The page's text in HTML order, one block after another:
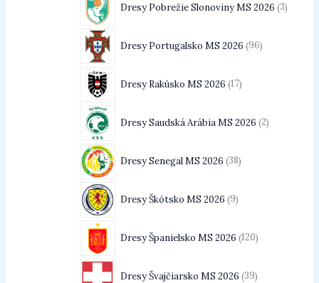
Dresy Pobrežie Slonoviny MS 2026 3
Dresy Portugalsko MS 2026 96
Dresy Rakúsko MS 2026 17
Dresy Saudská Arábia MS 2026 2
Dresy Senegal MS 2026 38
Dresy Škótsko MS 2026 9
Dresy Španielsko MS 2026 120
Dresy Švajčiarsko MS 2026 39